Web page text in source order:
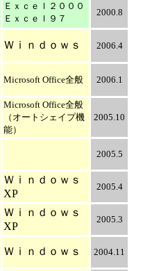
Ｅｘｃｅｌ２０００
Ｅｘｃｅｌ９７
2000.8
Ｗｉｎｄｏｗｓ 2006.4
Microsoft Office全般 2006.1
Microsoft Office全般
（オートシェイプ機
能）
2005.10
2005.5
Ｗｉｎｄｏｗｓ
XP
2005.4
Ｗｉｎｄｏｗｓ
XP
2005.3
Ｗｉｎｄｏｗｓ 2004.11